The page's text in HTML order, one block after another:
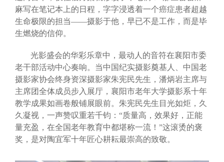
麻写在笔记本上的日程，字字浸透着一个癌症患者超越
生命极限的担当——摄影于他，早已不是工作，而是毕
生燃烧的信仰。
光影盛会的华彩乐章中，最动人的音符在襄阳市委
老干部活动中心奏响。当中国纪实摄影奠基人、中国老
摄影家协会终身资深摄影家朱宪民先生，潘炳岩主席与
主席团全体成员步入展厅，襄阳市老年大学摄影系十年
教学成果如画卷般铺展眼前。朱宪民先生目光如炬，久
久凝视，一声赞叹重若千钧：“质量高，效果好，正能
量充盈，在全国老年教育中都堪称一流！”这滚烫的褒
奖，是对陶宜军十年匠心耕耘最崇高的致敬。